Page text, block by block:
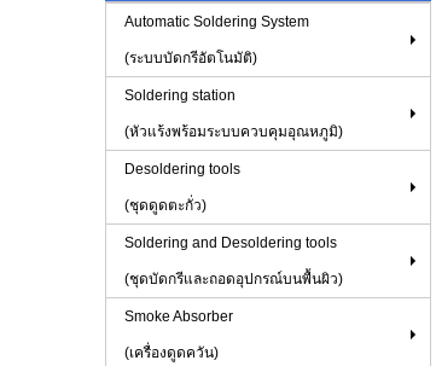
Automatic Soldering System
(ระบบบัดกรีอัตโนมัติ)
Soldering station
(หัวแร้งพร้อมระบบควบคุมอุณหภูมิ)
Desoldering tools
(ชุดดูดตะกั่ว)
Soldering and Desoldering tools
(ชุดบัดกรีและถอดอุปกรณ์บนพื้นผิว)
Smoke Absorber
(เครื่องดูดควัน)